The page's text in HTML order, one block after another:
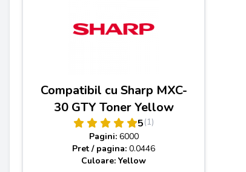
Compatibil cu Sharp MXC-
30 GTY Toner Yellow
5(1)
Pagini: 6000
Pret / pagina: 0.0446
Culoare: Yellow